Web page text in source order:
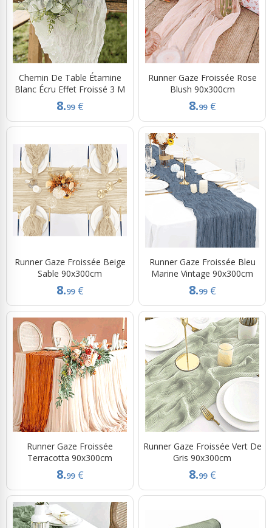
Chemin De Table Étamine
Blanc Écru Effet Froissé 3 M
8.99 €
Runner Gaze Froissée Rose
Blush 90x300cm
8.99 €
Runner Gaze Froissée Beige
Sable 90x300cm
8.99 €
Runner Gaze Froissée Bleu
Marine Vintage 90x300cm
8.99 €
Runner Gaze Froissée
Terracotta 90x300cm
8.99 €
Runner Gaze Froissée Vert De
Gris 90x300cm
8.99 €